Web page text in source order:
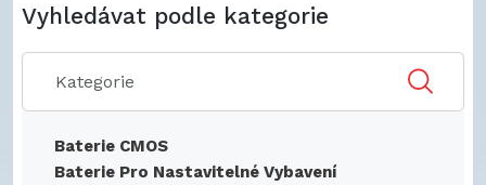
Vyhledávat podle kategorie
Baterie CMOS
Baterie Pro Nastavitelné Vybavení